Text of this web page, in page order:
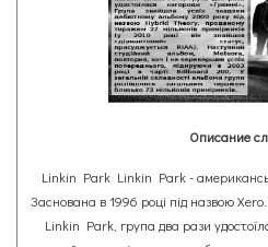
Описание
Linkin Park Linkin Park -
Заснована в 1996 році під назвою
Linkin Park, група два рази